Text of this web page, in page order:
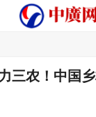
三农！中国